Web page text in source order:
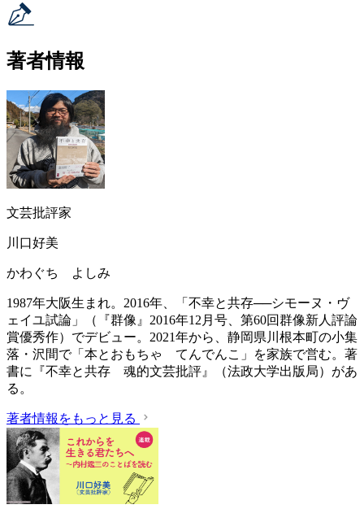
著者情報
文芸批評家
川口好美
かわぐち よしみ
1987年大阪生まれ。2016年、「不幸と共存──シモーヌ・ヴ
ェイユ試論」（『群像』2016年12月号、第60回群像新人評論
賞優秀作）でデビュー。2021年から、静岡県川根本町の小集
落・沢間で「本とおもちゃ てんでんこ」を家族で営む。著
書に『不幸と共存 魂的文芸批評』（法政大学出版局）があ
る。
著者情報をもっと見る